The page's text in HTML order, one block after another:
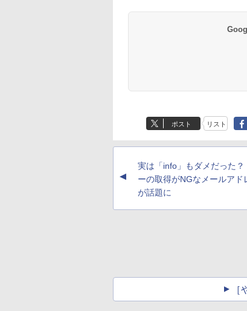
ポスト リスト
▲
実は「info」もダメだった？
ーの取得がNGなメールアド
が話題に